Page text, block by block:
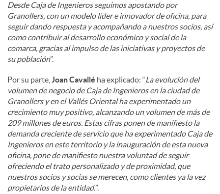
Desde Caja de Ingenieros seguimos apostando por
Granollers, con un modelo líder e innovador de oficina, para
seguir dando respuesta y acompañando a nuestros socios, así
como contribuir al desarrollo económico y social de la
comarca, gracias al impulso de las iniciativas y proyectos de
su población”.
Por su parte, Joan Cavallé ha explicado: “La evolución del
volumen de negocio de Caja de Ingenieros en la ciudad de
Granollers y en el Vallés Oriental ha experimentado un
crecimiento muy positivo, alcanzando un volumen de más de
209 millones de euros. Estas cifras ponen de manifiesto la
demanda creciente de servicio que ha experimentado Caja de
Ingenieros en este territorio y la inauguración de esta nueva
oficina, pone de manifiesto nuestra voluntad de seguir
ofreciendo el trato personalizado y de proximidad, que
nuestros socios y socias se merecen, como clientes ya la vez
propietarios de la entidad.”.